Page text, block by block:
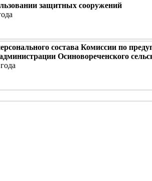
защитных сооружений
состава Комиссии по
Осиновореченского